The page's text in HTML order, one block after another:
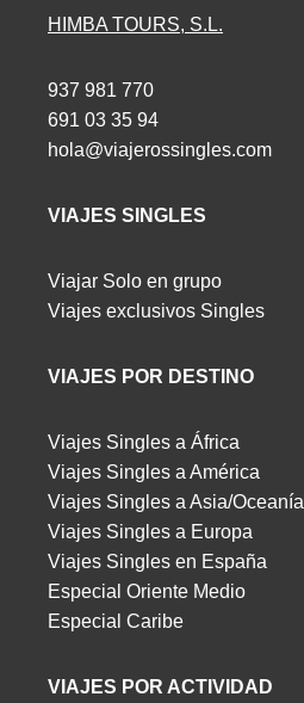
HIMBA TOURS, S.L.
937 981 770
691 03 35 94
hola@viajerossingles.com
VIAJES SINGLES
Viajar Solo en grupo
Viajes exclusivos Singles
VIAJES POR DESTINO
Viajes Singles a África
Viajes Singles a América
Viajes Singles a Asia/Oceanía
Viajes Singles a Europa
Viajes Singles en España
Especial Oriente Medio
Especial Caribe
VIAJES POR ACTIVIDAD